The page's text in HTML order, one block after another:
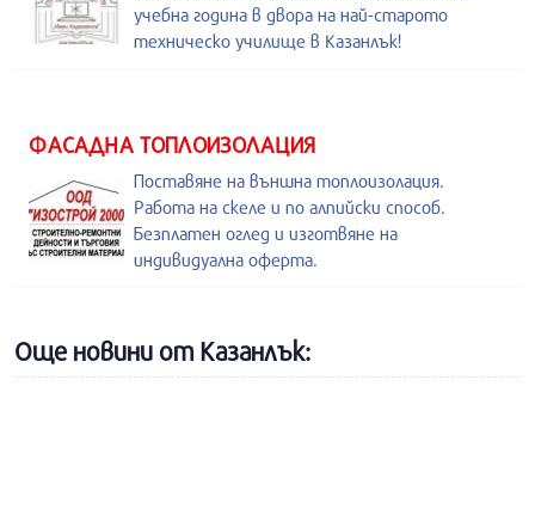
учебна година в двора на най-старото
техническо училище в Казанлък!
ФАСАДНА ТОПЛОИЗОЛАЦИЯ
Поставяне на външна топлоизолация.
Работа на скеле и по алпийски способ.
Безплатен оглед и изготвяне на
индивидуална оферта.
Още новини от Казанлък: